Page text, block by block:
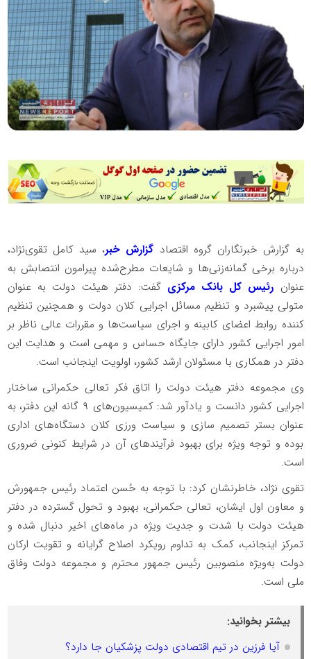
به گزارش خبرنگاران گروه اقتصاد گزارش خبر، سید کامل تقوی‌نژاد،
درباره برخی گمانه‌زنی‌ها و شایعات مطرح‌شده پیرامون انتصابش به
عنوان رئیس کل بانک مرکزی گفت: دفتر هیئت دولت به عنوان
متولی پیشبرد و تنظیم مسائل اجرایی کلان دولت و همچنین تنظیم
کننده روابط اعضای کابینه و اجرای سیاست‌ها و مقررات عالی ناظر بر
امور اجرایی کشور دارای جایگاه حساس و مهمی است و هدایت این
دفتر در همکاری با مسئولان ارشد کشور، اولویت اینجانب است.
وی مجموعه دفتر هیئت دولت را اتاق فکر تعالی حکمرانی ساختار
اجرایی کشور دانست و یادآور شد: کمیسیون‌های ۹ گانه این دفتر، به
عنوان بستر تصمیم سازی و سیاست ورزی کلان دستگاه‌های اداری
بوده و توجه ویژه برای بهبود فرآیندهای آن در شرایط کنونی ضروری
است.
تقوی نژاد، خاطرنشان کرد: با توجه به حُسن اعتماد رئیس جمهورش
و معاون اول ایشان، تعالی حکمرانی، بهبود و تحول گسترده در دفتر
هیئت دولت با شدت و جدیت ویژه در ماه‌های اخیر دنبال شده و
تمرکز اینجانب، کمک به تداوم رویکرد اصلاح گرایانه و تقویت ارکان
دولت به‌ویژه منصوبین رئیس جمهور محترم و مجموعه دولت وفاق
ملی است.
بیشتر بخوانید:
آیا فرزین در تیم اقتصادی دولت پزشکیان جا دارد؟